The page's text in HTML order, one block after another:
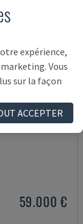
59.000 €
expérience,
Vous
sur la façon
ACCEPTER